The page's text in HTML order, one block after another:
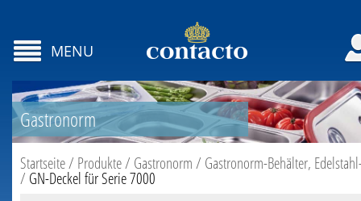
MENU
Gastronorm
Startseite/ Produkte/ Gastronorm/ Gastronorm-Behälter,
/ GN-Deckel für Serie 7000